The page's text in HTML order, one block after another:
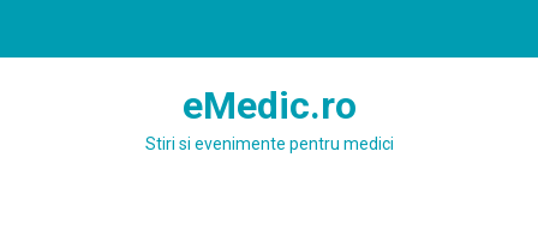
eMedic.ro
Stiri si evenimente pentru medici